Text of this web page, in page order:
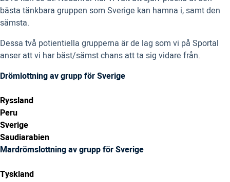
bästa tänkbara gruppen som Sverige kan hamna i, samt den
sämsta.
Dessa två potientiella grupperna är de lag som vi på Sportal
anser att vi har bäst/sämst chans att ta sig vidare från.
Drömlottning av grupp för Sverige
Ryssland
Peru
Sverige
Saudiarabien
Mardrömslottning av grupp för Sverige
Tyskland